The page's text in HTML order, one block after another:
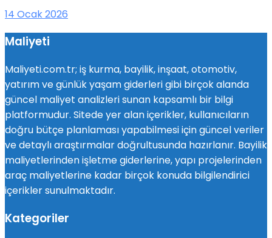
14 Ocak 2026
Maliyeti
Maliyeti.com.tr; iş kurma, bayilik, inşaat, otomotiv,
yatırım ve günlük yaşam giderleri gibi birçok alanda
güncel maliyet analizleri sunan kapsamlı bir bilgi
platformudur. Sitede yer alan içerikler, kullanıcıların
doğru bütçe planlaması yapabilmesi için güncel veriler
ve detaylı araştırmalar doğrultusunda hazırlanır. Bayilik
maliyetlerinden işletme giderlerine, yapı projelerinden
araç maliyetlerine kadar birçok konuda bilgilendirici
içerikler sunulmaktadır.
Kategoriler